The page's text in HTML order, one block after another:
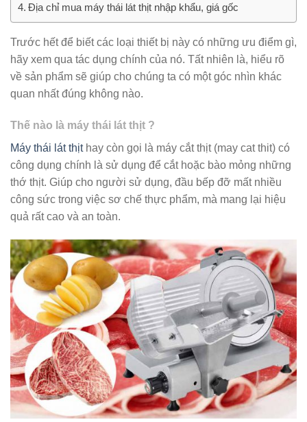
Địa chỉ mua máy thái lát thịt nhập khẩu, giá gốc
Trước hết để biết các loại thiết bị này có những ưu điểm gì,
hãy xem qua tác dụng chính của nó. Tất nhiên là, hiểu rõ
về sản phẩm sẽ giúp cho chúng ta có một góc nhìn khác
quan nhất đúng không nào.
Thế nào là máy thái lát thịt ?
Máy thái lát thịthay còn gọi là máy cắt thịt (may cat thit) có
công dụng chính là sử dụng để cắt hoặc bào mỏng những
thớ thịt. Giúp cho người sử dụng, đầu bếp đỡ mất nhiều
công sức trong việc sơ chế thực phẩm, mà mang lại hiệu
quả rất cao và an toàn.